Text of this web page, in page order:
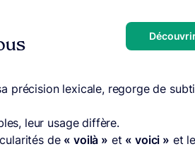
précision lexicale, regorge de
leur usage diffère.
de « voilà » et « voici » et